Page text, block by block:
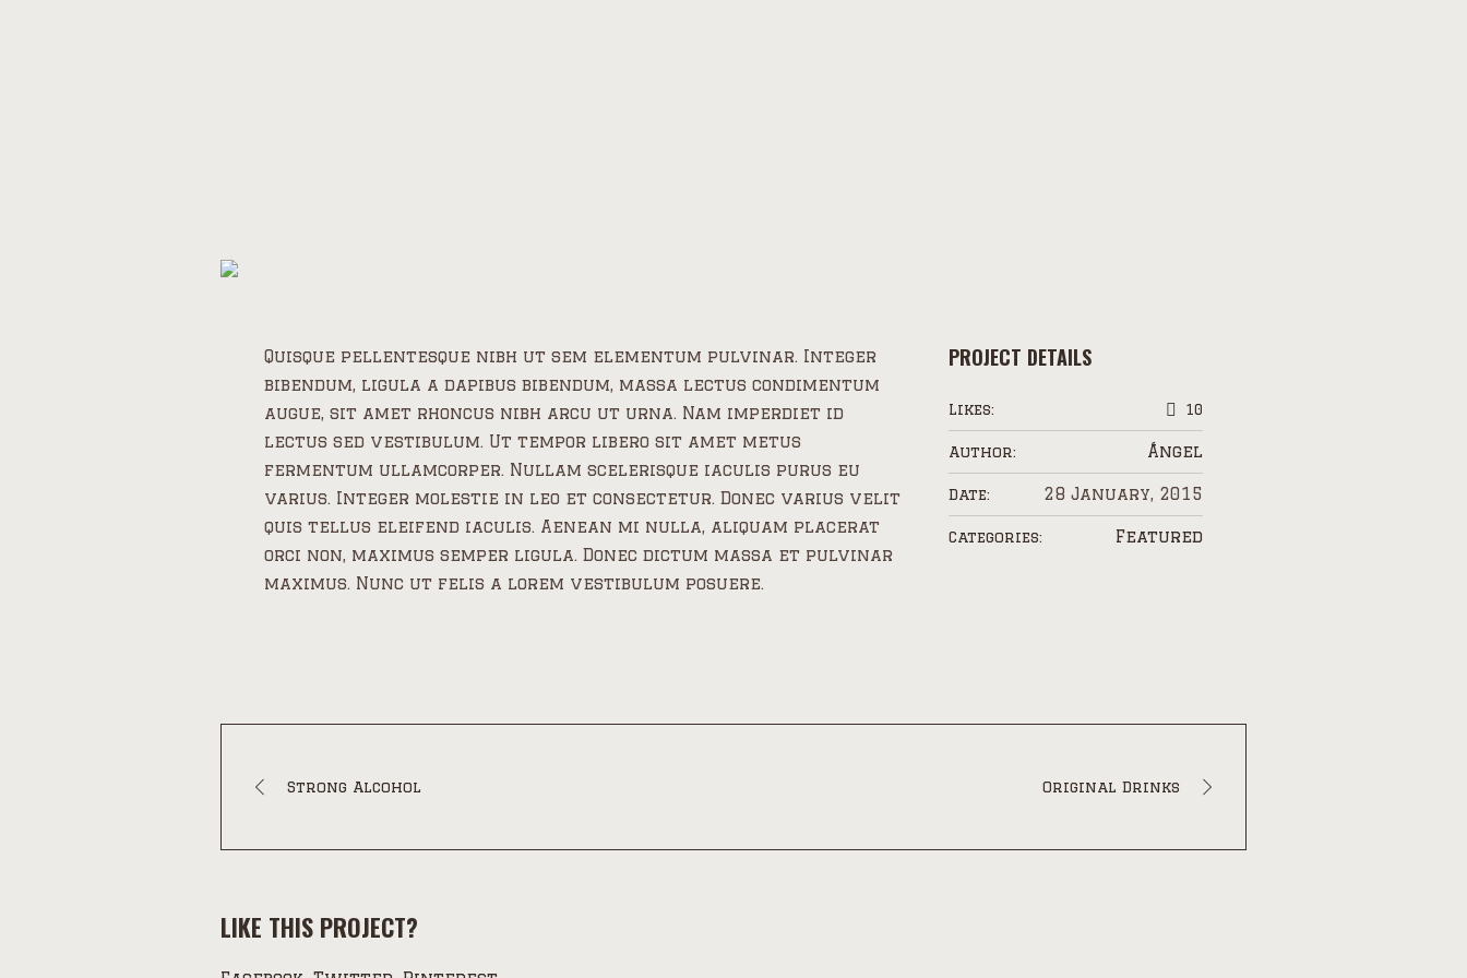
Quisque pellentesque nibh ut sem elementum pulvinar. Integer
bibendum, ligula a dapibus bibendum, massa lectus condimentum
augue, sit amet rhoncus nibh arcu ut urna. Nam imperdiet id
lectus sed vestibulum. Ut tempor libero sit amet metus
fermentum ullamcorper. Nullam scelerisque iaculis purus eu
varius. Integer molestie in leo et consectetur. Donec varius velit
quis tellus eleifend iaculis. Aenean mi nulla, aliquam placerat
orci non, maximus semper ligula. Donec dictum massa et pulvinar
maximus. Nunc ut felis a lorem vestibulum posuere.
PROJECT DETAILS
Likes: 10
Author: Ángel
Date: 28 January, 2015
Categories: Featured
Strong Alcohol Original Drinks
LIKE THIS PROJECT?